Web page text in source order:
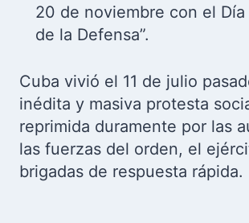
20 de noviembre con el Día
de la Defensa”.
Cuba vivió el 11 de julio
inédita y masiva protesta
reprimida duramente por las
las fuerzas del orden, el
brigadas de respuesta rápida.